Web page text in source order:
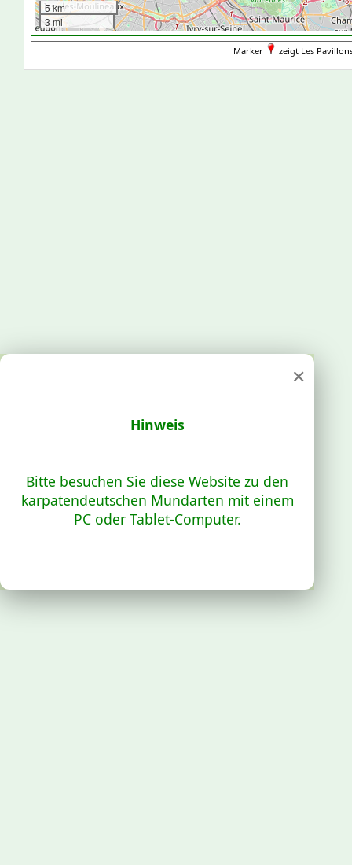
5 km
3 mi
Marker zeigt Les
×
Hinweis
Bitte besuchen Sie diese Website zu den
karpatendeutschen Mundarten mit einem
PC oder Tablet-Computer.